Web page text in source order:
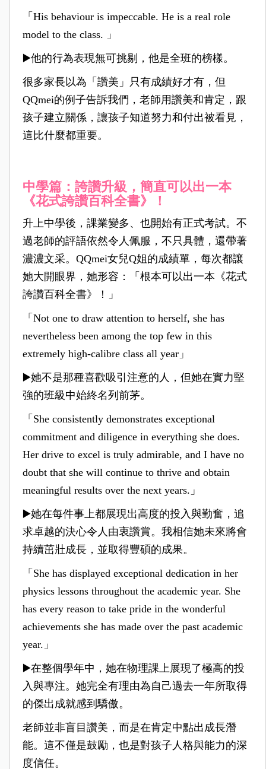
「His behaviour is impeccable. He is a real role
model to the class. 」
▶️他的行為表現無可挑剔，他是全班的榜樣。
很多家長以為「讚美」只有成績好才有，但
QQmei的例子告訴我們，老師用讚美和肯定，跟
孩子建立關係，讓孩子知道努力和付出被看見，
這比什麼都重要。
中學篇：誇讚升級，簡直可以出一本
《花式誇讚百科全書》！
升上中學後，課業變多、也開始有正式考試。不
過老師的評語依然令人佩服，不只具體，還帶著
濃濃文采。QQmei女兒Q姐的成績單，每次都讓
她大開眼界，她形容：「根本可以出一本《花式
誇讚百科全書》！」
「Not one to draw attention to herself, she has
nevertheless been among the top few in this
extremely high-calibre class all year」
▶️她不是那種喜歡吸引注意的人，但她在實力堅
強的班級中始終名列前茅。
「She consistently demonstrates exceptional
commitment and diligence in everything she does.
Her drive to excel is truly admirable, and I have no
doubt that she will continue to thrive and obtain
meaningful results over the next years.」
▶️她在每件事上都展現出高度的投入與勤奮，追
求卓越的決心令人由衷讚賞。我相信她未來將會
持續茁壯成長，並取得豐碩的成果。
「She has displayed exceptional dedication in her
physics lessons throughout the academic year. She
has every reason to take pride in the wonderful
achievements she has made over the past academic
year.」
▶️在整個學年中，她在物理課上展現了極高的投
入與專注。她完全有理由為自己過去一年所取得
的傑出成就感到驕傲。
老師並非盲目讚美，而是在肯定中點出成長潛
能。這不僅是鼓勵，也是對孩子人格與能力的深
度信任。